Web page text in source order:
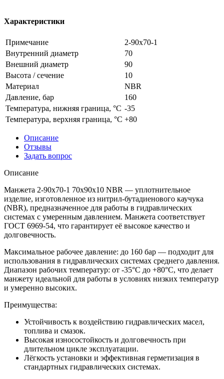
Характеристики
Примечание
2-90х70-1
Внутренний диаметр
70
Внешний диаметр
90
Высота / сечение
10
Материал
NBR
Давление, бар
160
Температура, нижняя граница, °C -35
Температура, верхняя граница, °C +80
Описание
Отзывы
Задать вопрос
Описание
Манжета 2-90х70-1 70x90x10 NBR — уплотнительное
изделие, изготовленное из нитрил-бутадиенового каучука
(NBR), предназначенное для работы в гидравлических
системах с умеренным давлением. Манжета соответствует
ГОСТ 6969-54, что гарантирует её высокое качество и
долговечность.
Максимальное рабочее давление: до 160 бар — подходит для
использования в гидравлических системах среднего давления.
Диапазон рабочих температур: от -35°C до +80°C, что делает
манжету идеальной для работы в условиях низких температур
и умеренно высоких.
Преимущества:
Устойчивость к воздействию гидравлических масел,
топлива и смазок.
Высокая износостойкость и долговечность при
длительном цикле эксплуатации.
Лёгкость установки и эффективная герметизация в
стандартных гидравлических системах.